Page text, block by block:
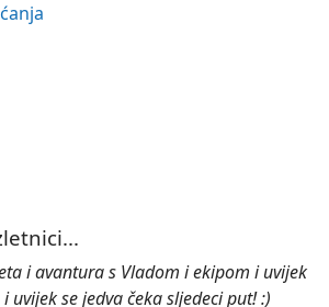
i avantura s Vladom i ekipom i uvijek
uvijek se jedva čeka sljedeci put! :)